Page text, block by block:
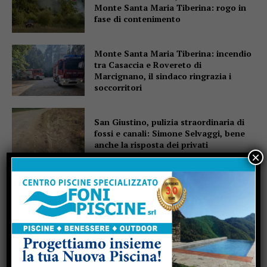
Monte Santa Maria Tiberina: rogo in
fase di contenimento
Monte Santa Maria Tiberina: incendio
tra Casaccia e Rovereto di
Marcignano, il sindaco ringrazia i
soccorritori
San Giustino, pulizia straordinaria di
fossi e canali: Simone Selvaggi, bene
anche la risposta dei privati
“Checcaglini e Chieli, il civismo è
finito: il PD di Sansepolcro all’attacco
della giunta che vira a destra”
Moira Lena Tassi porta Elba e Bali al
×